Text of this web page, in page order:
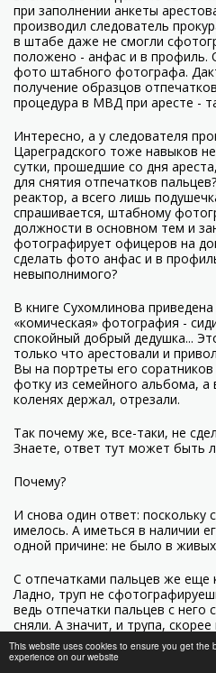
This website uses cookies to ensure you get the
experience on our website
при заполнении анкеты
производил следователь
в штабе даже не смогли
положено - анфас и в профиль.
фото штабного фотографа.
получение образцов
процедура в МВД при аресте -
Интересно, а у следователя
Цареградского тоже навыков
сутки, прошедшие со дня
для снятия отпечатков
реактор, а всего лишь
спрашивается, штабному
должности в основном тем и
фотографирует офицеров на
сделать фото анфас и в
невыполнимого?
В книге Сухомлинова
«комическая» фотография -
спокойный добрый дедушка...
только что арестовали и
Вы на портреты его
фотку из семейного альбома, а
коленях держал, отрезали.
Так почему же, все-таки, не
Знаете, ответ тут может быть
Почему?
И снова один ответ: поскольку
имелось. А иметься в наличии
одной причине: не было в
С отпечатками пальцев же еще
Ладно, труп не
ведь отпечатки пальцев с
сняли. А значит, и трупа,
не было. Запомним это
пригодится.